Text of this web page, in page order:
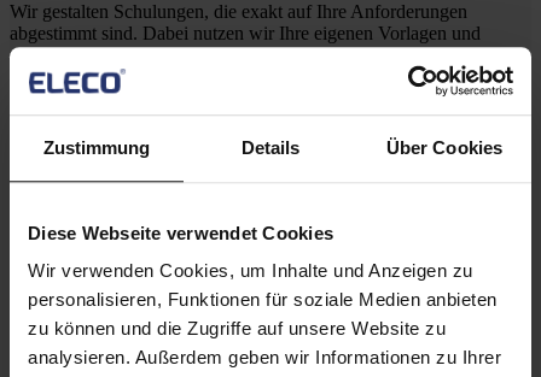
Zustimmung Details Über Cookies
Diese Webseite verwendet Cookies
Wir verwenden Cookies, um Inhalte und Anzeigen zu
personalisieren, Funktionen für soziale Medien anbieten
zu können und die Zugriffe auf unsere Website zu
analysieren. Außerdem geben wir Informationen zu Ihrer
Wir gestalten Schulungen, die exakt auf Ihre Anforderungen
abgestimmt sind. Dabei nutzen wir Ihre eigenen Vorlagen und
passen die Kursunterlagen so an, dass sie Ihre Projektabläufe
optimal widerspiegeln. Kontaktieren Sie uns gerne per Email oder
Telefon:
+49 (0) 721 9525 0
Email senden
Halten Sie mich auf dem Laufenden
Produkte